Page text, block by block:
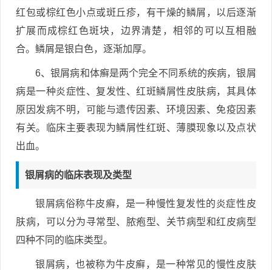
红包或棕红色小点或斑丘疹，有干燥的鳞屑，以后逐渐
扩展而成棕红色斑块，边界清楚，相邻的可以互相融
合。鳞屑是银白色，逐渐加厚。
6、银屑病和体癣是两个完全不同系统的疾病，银屑
病是一种炎症性、复发性、红斑鳞屑性皮肤病，其具体
原因发病不明，可能与遗传因素、环境因素、免疫因素
有关。临床主要表现为鳞屑性红斑、薄膜现象以及点状
出血。
银屑病的临床表现及类型
银屑病俗称牛皮癣，是一种慢性复发性的炎症性皮
肤病，可以分为寻常型、脓疱型、关节病型和红皮病型
四种不同的临床类型。
银屑病，也被称为牛皮癣，是一种常见的慢性皮肤